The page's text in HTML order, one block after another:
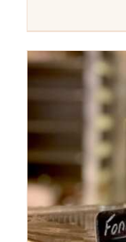
DÉTAILS